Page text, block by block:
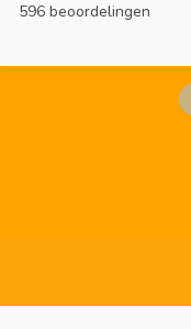
596 beoordelingen